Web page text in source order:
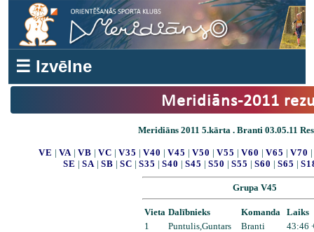
☰ Izvēlne
Meridiāns-2011
Meridiāns 2011 5.kārta . Branti 03.05.11
VE | VA | VB | VC | V35 | V40 | V45 | V50 | V55 | V60 | V65 | V70 |
SE | SA| SB | SC | S35 | S40 | S45 | S50 | S55 | S60 | S65 |
Grupa V45
Vieta Dalībnieks Komanda
Laiks
1
Puntulis,Guntars Branti
43:46